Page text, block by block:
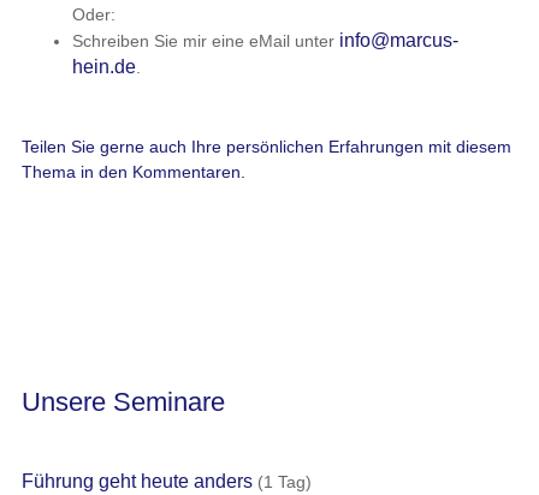
Oder:
Schreiben Sie mir eine eMail unter info@marcus-
hein.de.
Teilen Sie gerne auch Ihre persönlichen Erfahrungen mit diesem
Thema in den Kommentaren.
Unsere Seminare
Führung geht heute anders(1 Tag)